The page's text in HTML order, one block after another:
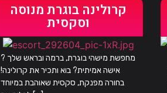
קרולינה בוגרת מנוסה
וסקסית
מחפשת מישהי בוגרת, ברמה ובראש שלך ?
אישה אמיתית? בוא ותכיר את קרולינה!
בחורה מפנקת, סקסית שאוהבת במיוחד